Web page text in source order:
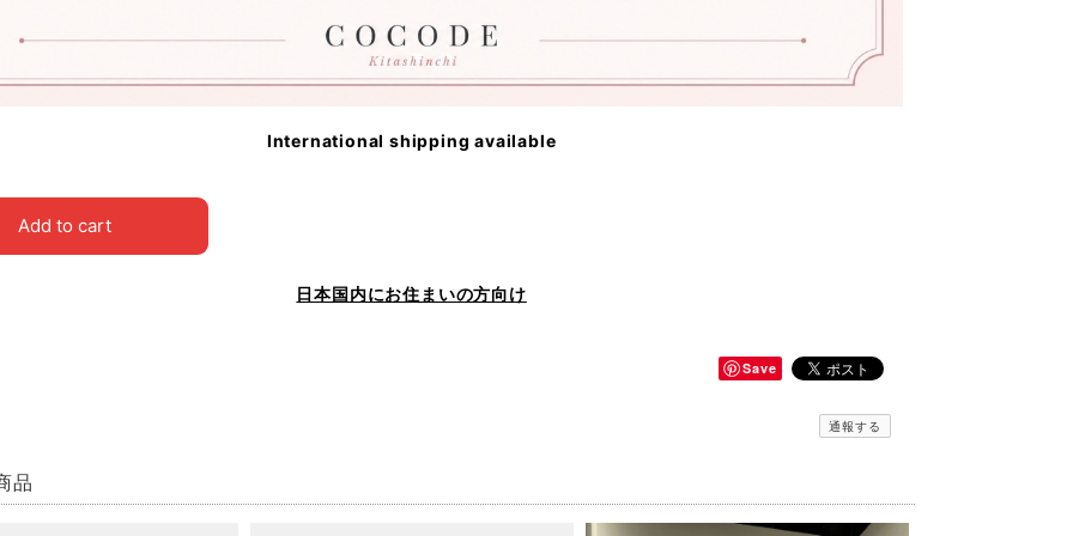
International shipping available
Add to cart
日本国内にお住まいの方向け
Save
通報する
品